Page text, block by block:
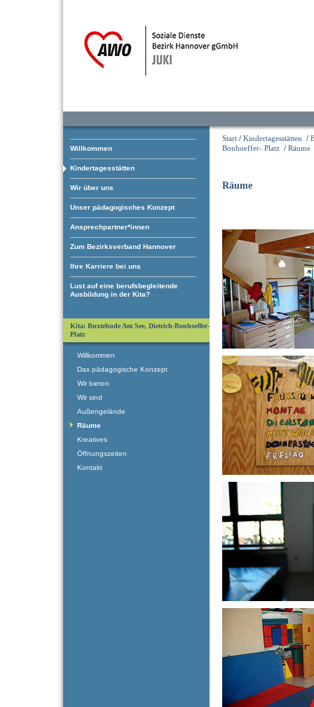
Willkommen
Kindertagesstätten
Wir über uns
Unser pädagogisches Konzept
Ansprechpartner*innen
Zum Bezirksverband Hannover
Ihre Karriere bei uns
Lust auf eine berufsbegleitende
Ausbildung in der Kita?
Start / Kindertagesstätten /
Bonhoeffer- Platz / Räume
Räume
Kita: Buxtehude Am See, Dietrich-Bonhoeffer-
Platz
Willkommen
Das pädagogische Konzept
Wir bieten
Wir sind
Außengelände
Räume
Kreatives
Öffnungszeiten
Kontakt